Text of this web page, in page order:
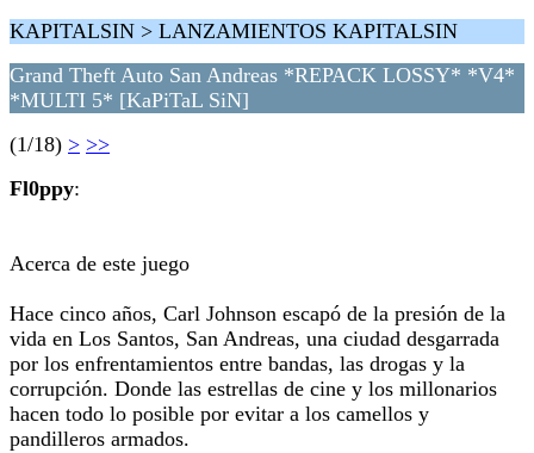
KAPITALSIN > LANZAMIENTOS KAPITALSIN
Grand Theft Auto San Andreas *REPACK LOSSY* *V4*
*MULTI 5* [KaPiTaL SiN]
(1/18) > >>
Fl0ppy:
Acerca de este juego
Hace cinco años, Carl Johnson escapó de la presión de la
vida en Los Santos, San Andreas, una ciudad desgarrada
por los enfrentamientos entre bandas, las drogas y la
corrupción. Donde las estrellas de cine y los millonarios
hacen todo lo posible por evitar a los camellos y
pandilleros armados.